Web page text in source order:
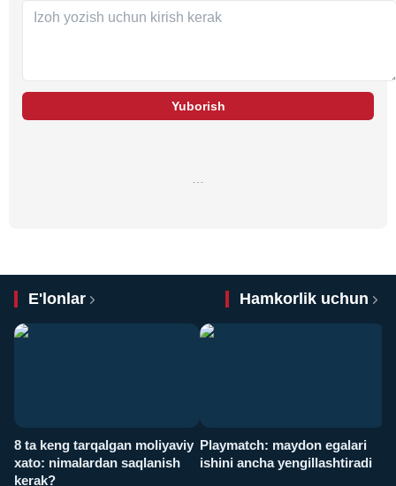
Yuborish
E'lonlar Hamkorlik uchun
8 ta keng tarqalgan moliyaviy
xato: nimalardan saqlanish
kerak?
Playmatch: maydon egalari
ishini ancha yengillashtiradi